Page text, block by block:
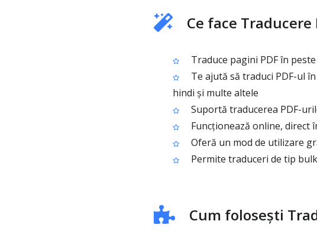
Ce face Traducere
Traduce pagini PDF în
Te ajută să traduci PDF-ul
hindi și multe altele
Suportă traducerea PDF-
Funcționează online, direct
Oferă un mod de utilizare
Permite traduceri de tip
Cum folosești